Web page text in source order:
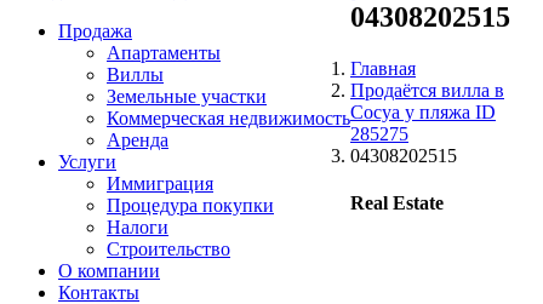
Продажа
Апартаменты
Виллы
Земельные участки
Коммерческая недвижимость
Аренда
Услуги
Иммиграция
Процедура покупки
Налоги
Строительство
О компании
Контакты
04308202515
Главная
Продаётся вилла в
Сосуа у пляжа ID
285275
04308202515
Real Estate